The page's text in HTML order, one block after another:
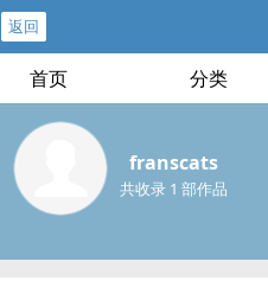
返回
首页 分类
franscats
共收录 1 部作品